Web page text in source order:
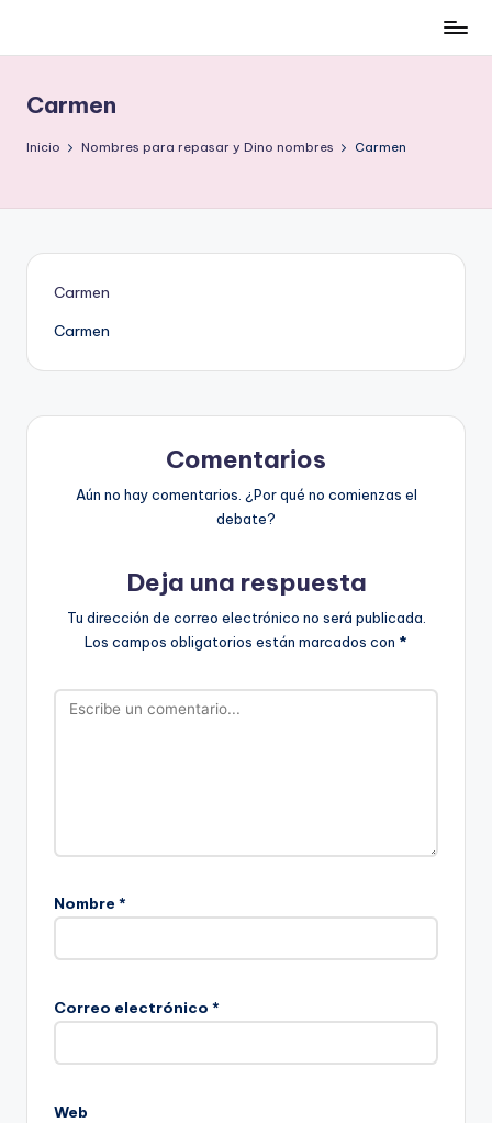
contenido
low-
cost
y
Carmen
Inicio Nombres para repasar y Dino nombres Carmen
Carmen
Carmen
Comentarios
Aún no hay comentarios. ¿Por qué no comienzas el
debate?
Deja una respuesta
Tu dirección de correo electrónico no será publicada.
Los campos obligatorios están marcados con *
Nombre *
Correo electrónico *
Web